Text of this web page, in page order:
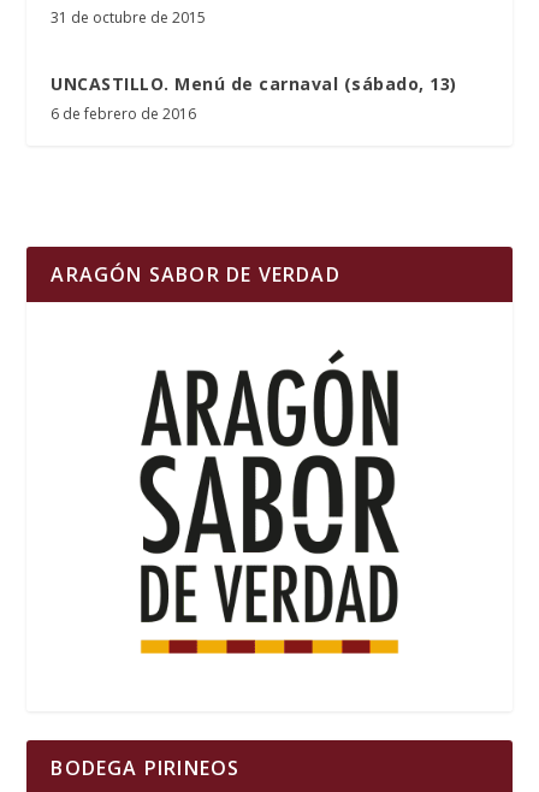
31 de octubre de 2015
UNCASTILLO. Menú de carnaval (sábado, 13)
6 de febrero de 2016
ARAGÓN SABOR DE VERDAD
BODEGA PIRINEOS